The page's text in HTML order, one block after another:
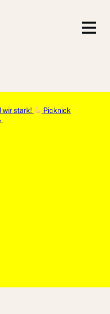
wir stark!
Picknick